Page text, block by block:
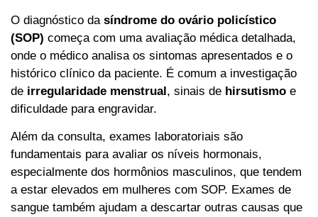
O diagnóstico da síndrome do ovário policístico
(SOP) começa com uma avaliação médica detalhada,
onde o médico analisa os sintomas apresentados e o
histórico clínico da paciente. É comum a investigação
de irregularidade menstrual, sinais de hirsutismo e
dificuldade para engravidar.
Além da consulta, exames laboratoriais são
fundamentais para avaliar os níveis hormonais,
especialmente dos hormônios masculinos, que tendem
a estar elevados em mulheres com SOP. Exames de
sangue também ajudam a descartar outras causas que